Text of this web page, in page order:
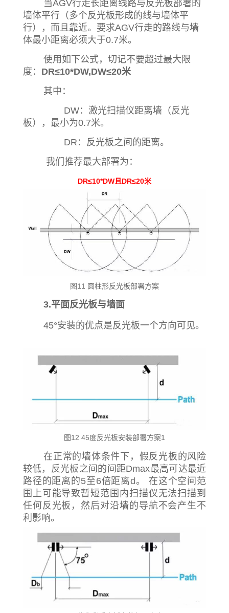
当AGV行走长距离线路与反光板部署的
墙体平行（多个反光板形成的线与墙体平
行），而且靠近。要求AGV行走的路线与墙
体最小距离必须大于0.7米。
使用如下公式，切记不要超过最大限
度： DR≤10*DW,DW≤20米
其中：
DW：激光扫描仪距离墙（反光
板），最小为0.7米。
DR：反光板之间的距离。
我们推荐最大部署为：
DR≤10*DW且DR≤20米
图11 圆柱形反光板部署方案
3.平面反光板与墙面
45°安装的优点是反光板一个方向可见。
图12 45度反光板安装部署方案1
在正常的墙体条件下，假反光板的风险
较低，反光板之间的间距Dmax最高可达最近
路径的距离的5至6倍距离d。 在这个空间范
围上可能导致暂短范围内扫描仪无法扫描到
任何反光板，然后对沿墙的导航不会产生不
利影响。